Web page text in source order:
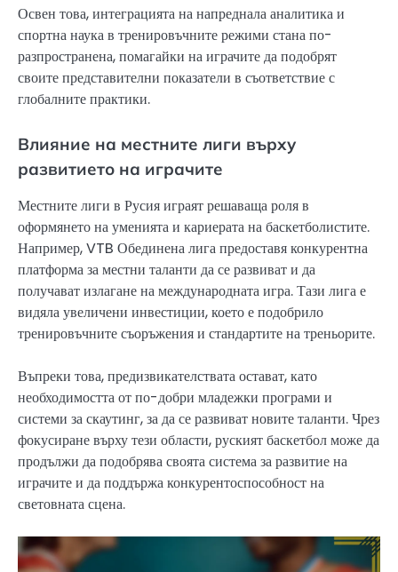
Освен това, интеграцията на напреднала аналитика и
спортна наука в тренировъчните режими стана по-
разпространена, помагайки на играчите да подобрят
своите представителни показатели в съответствие с
глобалните практики.
Влияние на местните лиги върху
развитието на играчите
Местните лиги в Русия играят решаваща роля в
оформянето на уменията и кариерата на баскетболистите.
Например, VTB Обединена лига предоставя конкурентна
платформа за местни таланти да се развиват и да
получават излагане на международната игра. Тази лига е
видяла увеличени инвестиции, което е подобрило
тренировъчните съоръжения и стандартите на треньорите.
Въпреки това, предизвикателствата остават, като
необходимостта от по-добри младежки програми и
системи за скаутинг, за да се развиват новите таланти. Чрез
фокусиране върху тези области, руският баскетбол може да
продължи да подобрява своята система за развитие на
играчите и да поддържа конкурентоспособност на
световната сцена.